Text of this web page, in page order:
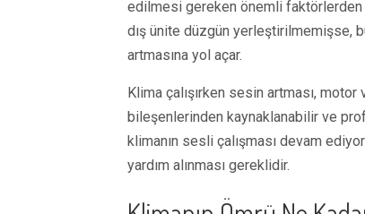
edilmesi gereken önemli faktörlerden
dış ünite düzgün yerleştirilmemişse,
artmasına yol açar.
Klima çalışırken sesin artması, motor
bileşenlerinden kaynaklanabilir ve
klimanın sesli çalışması devam
yardım alınması gereklidir.